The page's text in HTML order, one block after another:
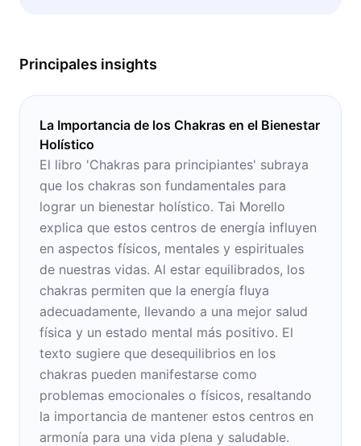
Principales insights
La Importancia de los Chakras en el Bienestar
Holístico
El libro 'Chakras para principiantes' subraya
que los chakras son fundamentales para
lograr un bienestar holístico. Tai Morello
explica que estos centros de energía influyen
en aspectos físicos, mentales y espirituales
de nuestras vidas. Al estar equilibrados, los
chakras permiten que la energía fluya
adecuadamente, llevando a una mejor salud
física y un estado mental más positivo. El
texto sugiere que desequilibrios en los
chakras pueden manifestarse como
problemas emocionales o físicos, resaltando
la importancia de mantener estos centros en
armonía para una vida plena y saludable.